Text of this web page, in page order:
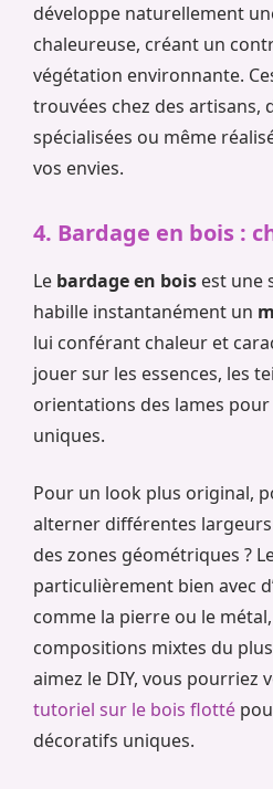
développe naturellement
chaleureuse, créant un
végétation environnante.
trouvées chez des artisans,
spécialisées ou même
vos envies.
4. Bardage en bois :
Le bardage en bois est une
habille instantanément un
lui conférant chaleur et
jouer sur les essences, les
orientations des lames
uniques.
Pour un look plus original,
alterner différentes
des zones géométriques ?
particulièrement bien avec
comme la pierre ou le
compositions mixtes du
aimez le DIY, vous pourriez
tutoriel sur le bois flotté
décoratifs uniques.